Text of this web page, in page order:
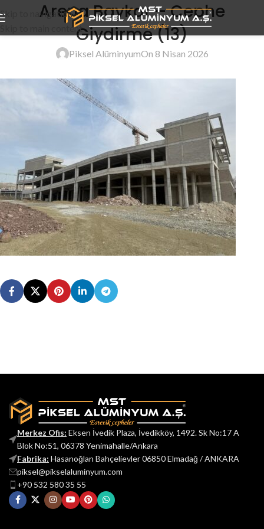
Skip to navigation
Skip to main content
Arena Baykar – Cephe
Giydirme (13)
Piksel AlüminyumOn 8 Nisan 2026
Merkez Ofis: Eksen İvedik Plaza, İvedikköy, 1492. Sk No:17 A
Blok No:51, 06378 Yenimahalle/Ankara
Fabrika: Hasanoğlan Bahçelievler 06850 Elmadağ / ANKARA
piksel@pikselaluminyum.com
+90 532 580 35 55